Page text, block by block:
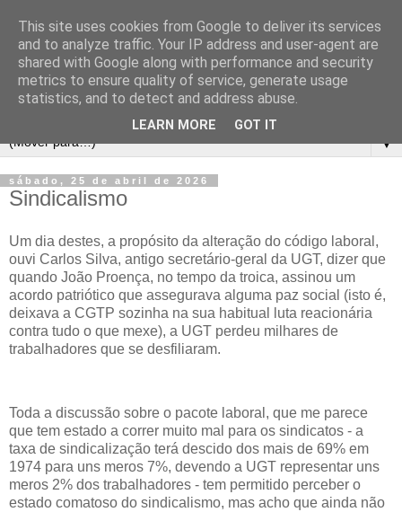
▼
sábado, 25 de abril de 2026
Sindicalismo
Um dia destes, a propósito da alteração do código laboral,
ouvi Carlos Silva, antigo secretário-geral da UGT, dizer que
quando João Proença, no tempo da troica, assinou um
acordo patriótico que assegurava alguma paz social (isto é,
deixava a CGTP sozinha na sua habitual luta reacionária
contra tudo o que mexe), a UGT perdeu milhares de
trabalhadores que se desfiliaram.
Toda a discussão sobre o pacote laboral, que me parece
que tem estado a correr muito mal para os sindicatos - a
taxa de sindicalização terá descido dos mais de 69% em
1974 para uns meros 7%, devendo a UGT representar uns
meros 2% dos trabalhadores - tem permitido perceber o
estado comatoso do sindicalismo, mas acho que ainda não
This site uses cookies from Google to deliver its services
and to analyze traffic. Your IP address and user-agent are
shared with Google along with performance and security
metrics to ensure quality of service, generate usage
statistics, and to detect and address abuse.
LEARN MORE GOT IT